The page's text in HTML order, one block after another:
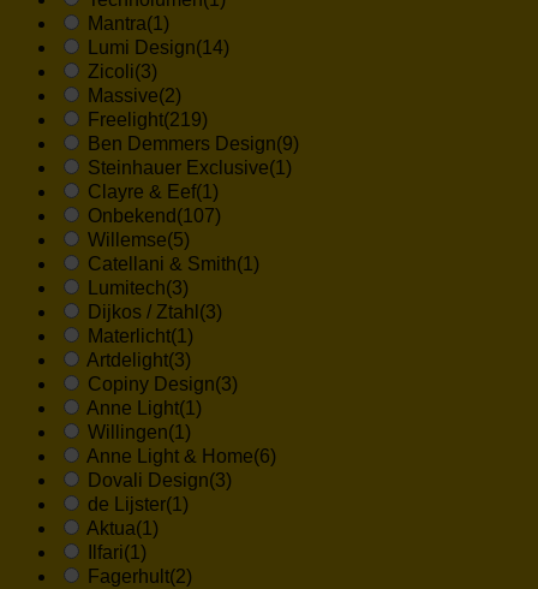
Mantra(1)
Lumi Design(14)
Zicoli(3)
Massive(2)
Freelight(219)
Ben Demmers Design(9)
Steinhauer Exclusive(1)
Clayre & Eef(1)
Onbekend (107)
Willemse(5)
Catellani & Smith(1)
Lumitech(3)
Dijkos / Ztahl (3)
Materlicht(1)
Artdelight(3)
Copiny Design(3)
Anne Light(1)
Willingen(1)
Anne Light & Home(6)
Dovali Design(3)
de Lijster(1)
Aktua(1)
Ilfari(1)
Fagerhult(2)